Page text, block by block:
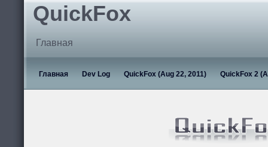
QuickFox
Главная
Главная Dev Log QuickFox (Aug 22, 2011) QuickFox 2